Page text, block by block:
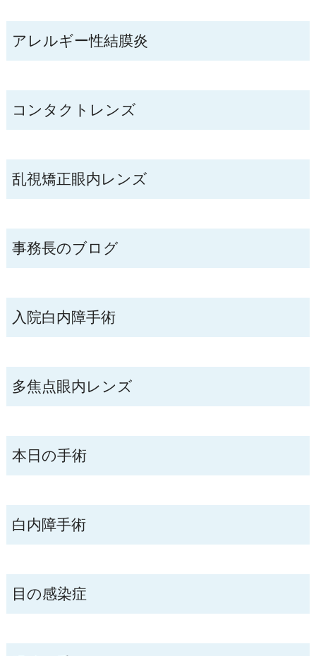
アレルギー性結膜炎
コンタクトレンズ
乱視矯正眼内レンズ
事務長のブログ
入院白内障手術
多焦点眼内レンズ
本日の手術
白内障手術
目の感染症